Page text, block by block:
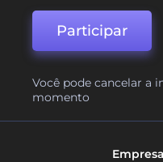
Participar
Você pode cancelar a
momento
Empresa